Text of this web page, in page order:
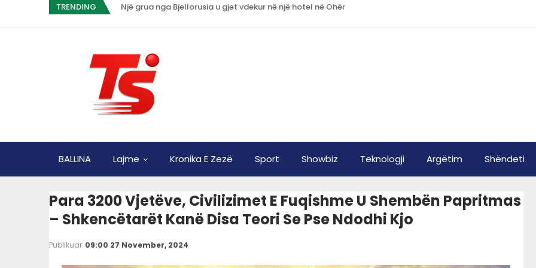
TRENDING Një grua nga Bjellorusia u gjet vdekur në një hotel në Ohër
BALLINA Lajme Kronika E Zezë Sport Showbiz Teknologji Argëtim Shëndeti
Para 3200 Vjetëve, Civilizimet E Fuqishme U Shembën Papritmas
– Shkencëtarët Kanë Disa Teori Se Pse Ndodhi Kjo
Publikuar 09:00 27 November, 2024